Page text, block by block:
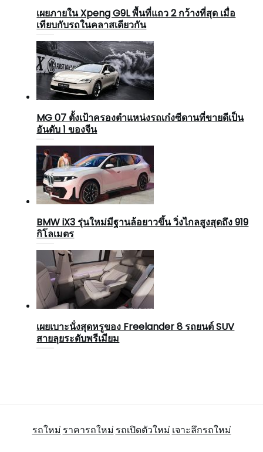
เผยภายใน Xpeng G9L พื้นที่แถว 2 กว้างที่สุด เมื่อ
เทียบกับรถในคลาสเดียวกัน
MG 07 ตั้งเป้าครองตำแหน่งรถเก๋งซีดานที่ขายดีเป็น
อันดับ 1 ของจีน
BMW iX3 รุ่นใหม่มีฐานล้อยาวขึ้น วิ่งไกลสูงสุดถึง 919
กิโลเมตร
เผยเบาะนั่งสุดหรูของ Freelander 8 รถยนต์ SUV
สายลุยระดับพรีเมียม
รถใหม่ ราคารถใหม่ รถเปิดตัวใหม่ เจาะลึกรถใหม่